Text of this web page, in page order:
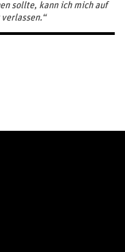
sollte, kann ich mich auf